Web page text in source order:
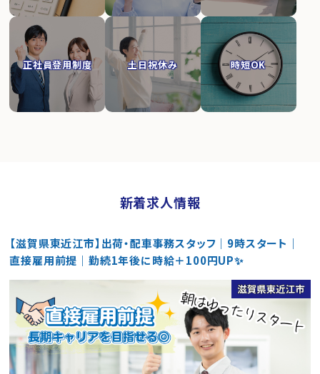
正社員登用制度 土日祝休み 時短OK
新着求人情報
【滋賀県東近江市】出荷・配車事務スタッフ｜9時スタート｜
直接雇用前提｜勤続1年後に時給＋100円UP✨